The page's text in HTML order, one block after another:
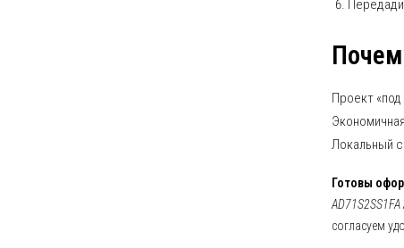
Проект
Локальный
Готовы
согласуем